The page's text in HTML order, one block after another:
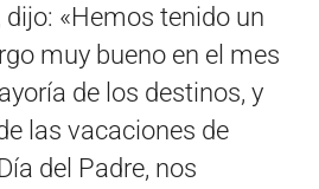
«Hemos tenido un
muy bueno en el mes
de los destinos, y
las vacaciones de
del Padre, nos